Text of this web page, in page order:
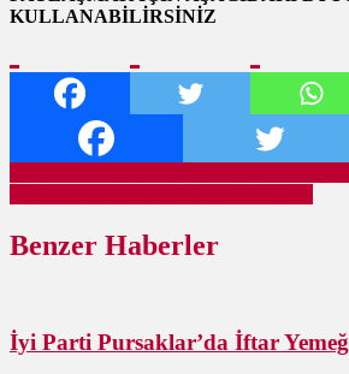
KULLANABİLİRSİNİZ
Yazı
gezinmesi
Benzer Haberler
İyi Parti Pursaklar’da İftar